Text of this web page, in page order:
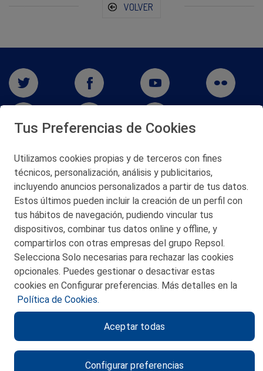
VOLVER
San Martín 5-Edificio Muñatones,
48550 Muskiz (Bizkaia)
Telf. 946 357 000
© 2026 Petronor S.A.
CONTACTO
POLITICA DE PRIVACIDAD
AVISO LEGAL
Tus Preferencias de Cookies
Utilizamos cookies propias y de terceros con fines
técnicos, personalización, análisis y publicitarios,
incluyendo anuncios personalizados a partir de tus datos.
Estos últimos pueden incluir la creación de un perfil con
tus hábitos de navegación, pudiendo vincular tus
dispositivos, combinar tus datos online y offline, y
compartirlos con otras empresas del grupo Repsol.
Selecciona Solo necesarias para rechazar las cookies
opcionales. Puedes gestionar o desactivar estas
cookies en Configurar preferencias. Más detalles en la
Política de Cookies.
Configurar preferencias
Aceptar todas